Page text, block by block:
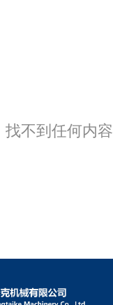
找不到任何内容